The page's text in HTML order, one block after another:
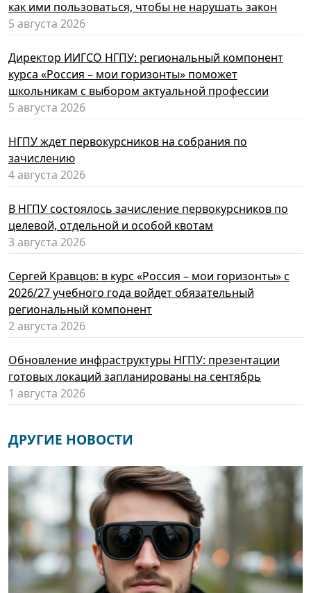
как ими пользоваться, чтобы не нарушать закон
5 августа 2026
Директор ИИГСО НГПУ: региональный компонент
курса «Россия – мои горизонты» поможет
школьникам с выбором актуальной профессии
5 августа 2026
НГПУ ждет первокурсников на собрания по
зачислению
4 августа 2026
В НГПУ состоялось зачисление первокурсников по
целевой, отдельной и особой квотам
3 августа 2026
Сергей Кравцов: в курс «Россия – мои горизонты» с
2026/27 учебного года войдет обязательный
региональный компонент
2 августа 2026
Обновление инфраструктуры НГПУ: презентации
готовых локаций запланированы на сентябрь
1 августа 2026
ДРУГИЕ НОВОСТИ